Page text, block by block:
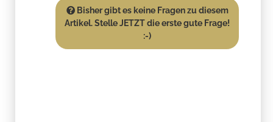
Bisher gibt es keine Fragen zu diesem
Artikel. Stelle JETZT die erste gute Frage!
:-)